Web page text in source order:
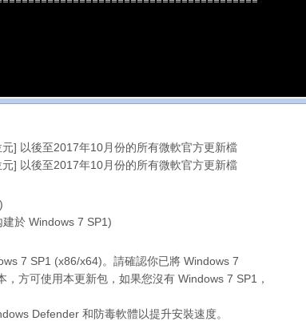
] 以後至2017年10月份的所有微軟官方更新檔
] 以後至2017年10月份的所有微軟官方更新檔
於 Windows 7 SP1)
7 SP1 (x86/x64)。請確認你已將 Windows 7
，方可使用本更新包，如果您沒有 Windows 7 SP1 ，
Defender 和防毒軟體以提升安裝速度。